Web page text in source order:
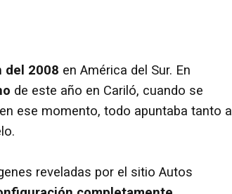
del 2008 en América del Sur. En
de este año en Cariló, cuando se
ese momento, todo apuntaba tanto a
reveladas por el sitio Autos